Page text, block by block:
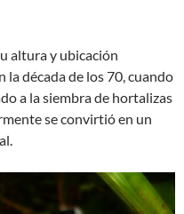
altura y ubicación
la década de los 70, cuando
a la siembra de hortalizas
se convirtió en un